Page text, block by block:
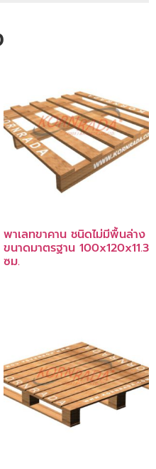
พาเลทขาคาน ชนิดไม่มีพื้นล่าง
ขนาดมาตรฐาน 100x120x11.3
ซม.